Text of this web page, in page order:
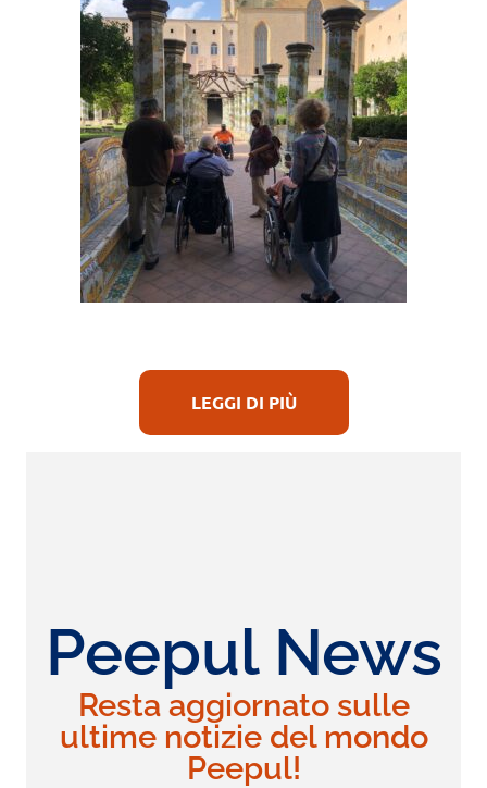
LEGGI DI PIÙ
Peepul News
Resta aggiornato sulle
ultime notizie del mondo
Peepul!